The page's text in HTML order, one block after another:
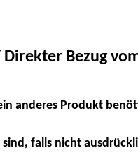
Bezug
anderes Produkt
falls nicht